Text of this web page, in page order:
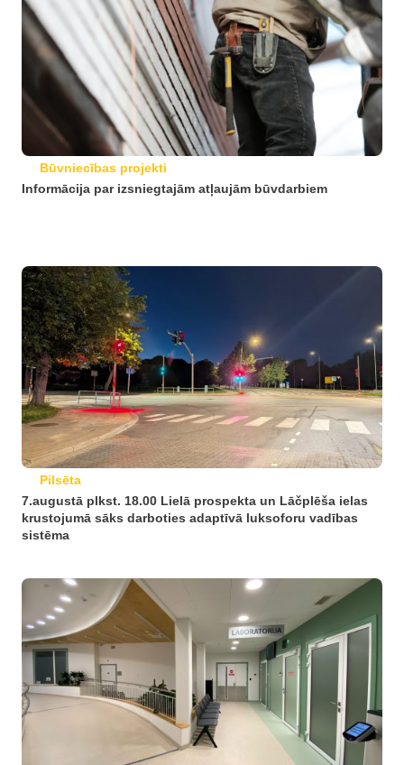
Būvniecības projekti
Informācija par izsniegtajām atļaujām būvdarbiem
Pilsēta
7.augustā plkst. 18.00 Lielā prospekta un Lāčplēša ielas
krustojumā sāks darboties adaptīvā luksoforu vadības
sistēma